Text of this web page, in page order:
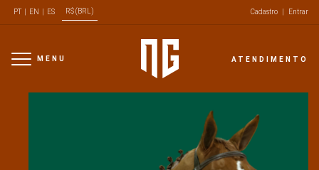
PT| EN ES R$ (BRL) Cadastro Entrar
ATENDIMENTO
MENU